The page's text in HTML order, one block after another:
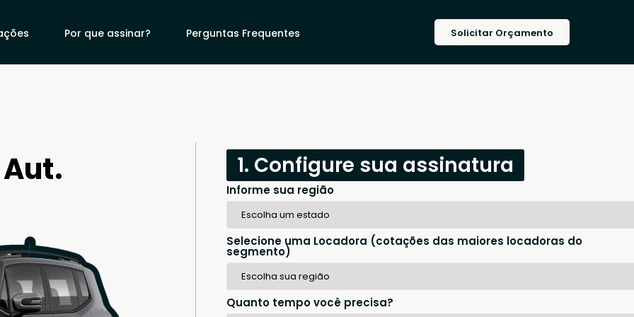
Por que assinar? Perguntas Frequentes Solicitar Orçamento
1. Configure sua assinatura
Informe sua região
Selecione uma Locadora (cotações das maiores locadoras do
segmento)
Quanto tempo você precisa?